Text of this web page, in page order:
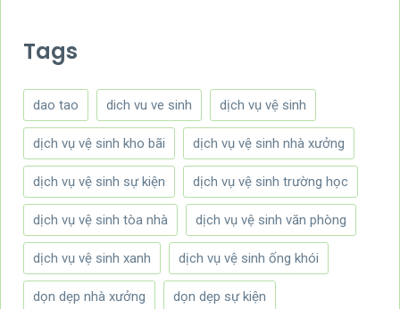
Tags
dao tao dich vu ve sinh dịch vụ vệ sinh
dịch vụ vệ sinh kho bãi dịch vụ vệ sinh nhà xưởng
dịch vụ vệ sinh sự kiện dịch vụ vệ sinh trường học
dịch vụ vệ sinh tòa nhà dịch vụ vệ sinh văn phòng
dịch vụ vệ sinh xanh dịch vụ vệ sinh ống khói
dọn dẹp nhà xưởng dọn dẹp sự kiện